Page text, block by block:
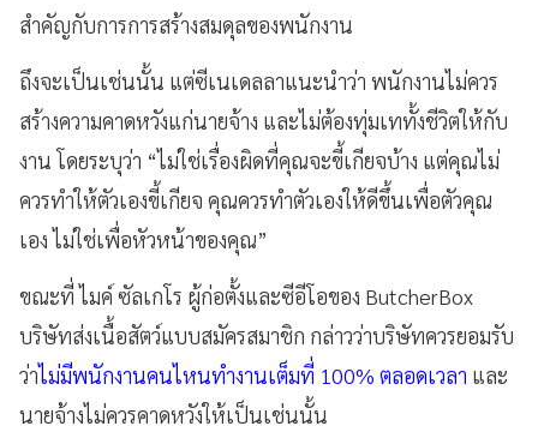
สำคัญกับการการสร้างสมดุลของพนักงาน
ถึงจะเป็นเช่นนั้น แต่ซีเนเดลลาแนะนำว่า พนักงานไม่ควร
สร้างความคาดหวังแก่นายจ้าง และไม่ต้องทุ่มเททั้งชีวิตให้กับ
งาน โดยระบุว่า “ไม่ใช่เรื่องผิดที่คุณจะขี้เกียจบ้าง แต่คุณไม่
ควรทำให้ตัวเองขี้เกียจ คุณควรทำตัวเองให้ดีขึ้นเพื่อตัวคุณ
เอง ไม่ใช่เพื่อหัวหน้าของคุณ”
ขณะที่ ไมค์ ซัลเกโร ผู้ก่อตั้งและซีอีโอของ ButcherBox
บริษัทส่งเนื้อสัตว์แบบสมัครสมาชิก กล่าวว่าบริษัทควรยอมรับ
ว่าไม่มีพนักงานคนไหนทำงานเต็มที่ 100% ตลอดเวลา และ
นายจ้างไม่ควรคาดหวังให้เป็นเช่นนั้น